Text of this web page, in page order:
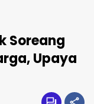
Soreang
Upaya